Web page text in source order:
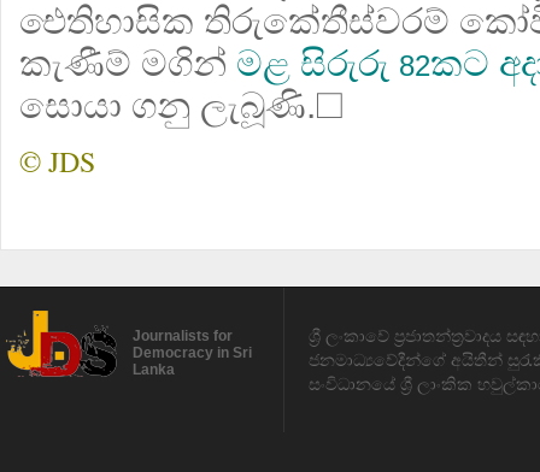
ඓතිහාසික තිරුකේතීස්වරම්
කැණීම් මගින් මළ සිරුරු 82කට
සොයා ගනු ලැබූණි.☐
© JDS
Journalists for
Democracy in Sri
Lanka
ශ්‍රී ලංකාවේ ප්‍රජාතන්ත්‍රවාදය
ජනමාධ්‍යවේදීන්ගේ අයිතීන්
සංවිධානයේ ශ්‍රී ලාංකික